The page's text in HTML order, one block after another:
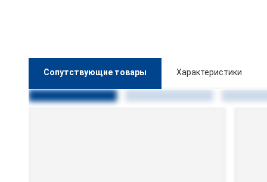
Сопутствующие товары Характеристики